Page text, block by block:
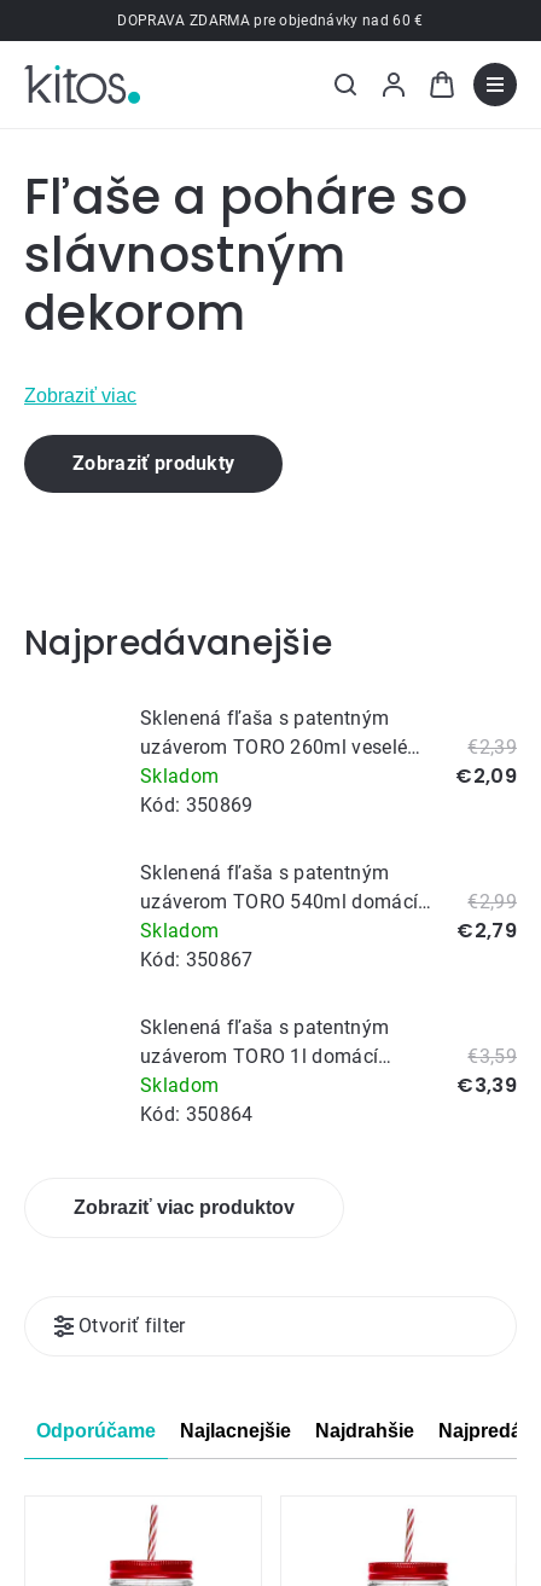
na
obsah
DOPRAVA ZDARMA pre objednávky nad 60 €
Fľaše a poháre so
slávnostným
dekorom
Zobraziť viac
Zobraziť produkty
Najpredávanejšie
Sklenená fľaša s patentným
uzáverom TORO 260ml veselé
vánoce
Skladom
Kód: 350869
€2,39
€2,09
Sklenená fľaša s patentným
uzáverom TORO 540ml domácí
vaječňák
Skladom
Kód: 350867
€2,99
€2,79
Sklenená fľaša s patentným
uzáverom TORO 1l domácí
vaječňák
Skladom
Kód: 350864
€3,59
€3,39
Zobraziť viac produktov
Radenie
produktov
Odporúčame Najlacnejšie Najdrahšie
Otvoriť filter
Výpis